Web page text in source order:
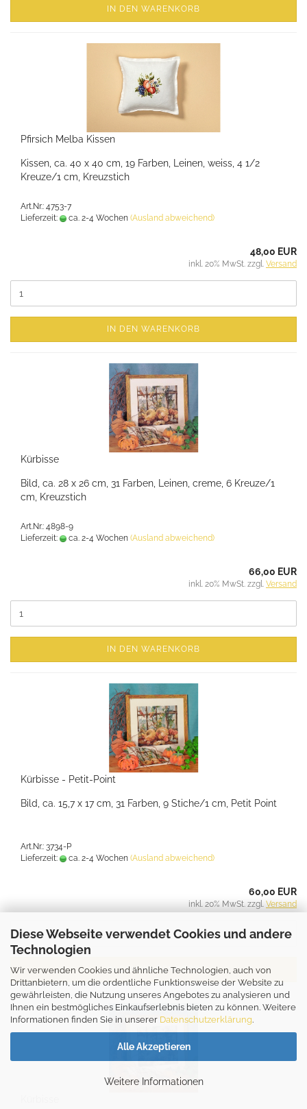
Diese Webseite verwendet Cookies und andere
Technologien
Wir verwenden Cookies und ähnliche Technologien, auch von
Drittanbietern, um die ordentliche Funktionsweise der Website zu
gewährleisten, die Nutzung unseres Angebotes zu analysieren und
Ihnen ein bestmögliches Einkaufserlebnis bieten zu können. Weitere
Informationen finden Sie in unserer Datenschutzerklärung.
Alle Akzeptieren
Weitere Informationen
IN DEN WARENKORB
Pfirsich Melba Kissen
Kissen, ca. 40 x 40 cm, 19 Farben, Leinen, weiss, 4 1/2
Kreuze/1 cm, Kreuzstich
Art.Nr.: 4753-7
Lieferzeit:
ca. 2-4 Wochen (Ausland abweichend)
48,00 EUR
inkl. 20% MwSt. zzgl. Versand
IN DEN WARENKORB
Kürbisse
Bild, ca. 28 x 26 cm, 31 Farben, Leinen, creme, 6 Kreuze/1
cm, Kreuzstich
Art.Nr.: 4898-9
Lieferzeit:
ca. 2-4 Wochen (Ausland abweichend)
66,00 EUR
inkl. 20% MwSt. zzgl. Versand
IN DEN WARENKORB
Kürbisse - Petit-Point
Bild, ca. 15,7 x 17 cm, 31 Farben, 9 Stiche/1 cm, Petit Point
Art.Nr.: 3734-P
Lieferzeit:
ca. 2-4 Wochen (Ausland abweichend)
60,00 EUR
inkl. 20% MwSt. zzgl. Versand
IN DEN WARENKORB